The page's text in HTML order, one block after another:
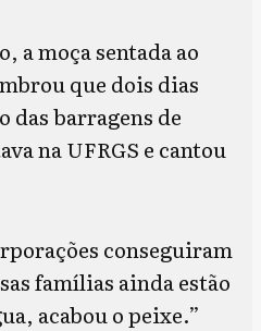
a moça sentada ao
que dois dias
das barragens de
na UFRGS e cantou
conseguiram
famílias ainda estão
acabou o peixe.”